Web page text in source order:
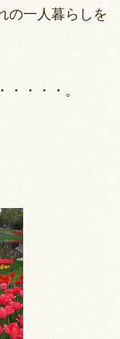
の一人暮らしを
・・・。